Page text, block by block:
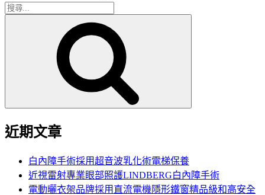
搜
近期文章
白內障手術採用超音波乳化術電梯保養
近視雷射專業眼部照護LINDBERG白內障手術
電動曬衣架品牌採用直流電機隱形鐵窗精品級和高安全